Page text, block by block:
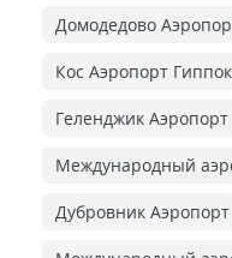
Домодедово
Кос Аэропорт
Геленджик Аэропорт
Международный
Дубровник Аэропорт